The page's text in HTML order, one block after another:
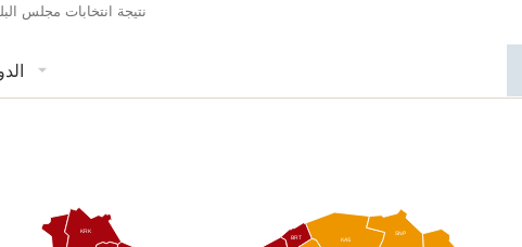
نتيجة انتخابات مجلس
KAS
KRK SNP
BRT